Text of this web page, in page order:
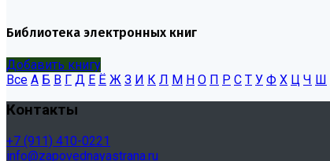
Библиотека электронных книг
Добавить книгу
Все А Б В Г Д Е Ё Ж З И К Л М Н О П Р С Т У Ф Х Ц Ч Ш
Контакты
+7 (911) 410-0221
info@zapovednayastrana.ru